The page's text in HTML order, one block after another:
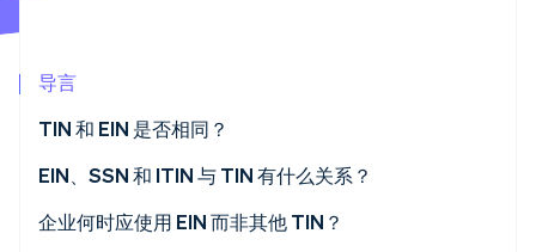
Stripe Sessions 2026
了解 Stripe 如何为 AI 构建经济基础设施。
立即观看
导言
TIN 和 EIN 是否相同？
什么是纳税人识别码 (TIN)？
什么是雇员识别码 (EIN)？
EIN、SSN 和 ITIN 与 TIN 有什么关系？
EIN
企业何时应使用 EIN 而非其他 TIN？